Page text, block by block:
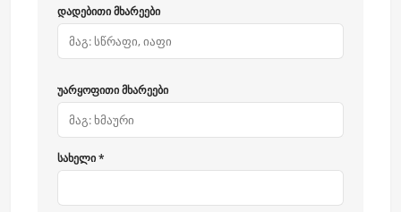
დადებითი მხარეები
უარყოფითი მხარეები
სახელი *